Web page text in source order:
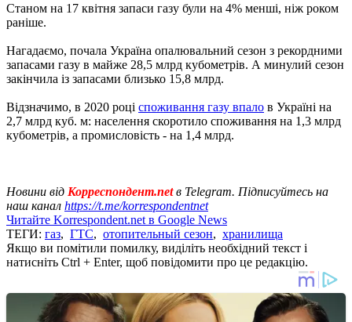
Станом на 17 квітня запаси газу були на 4% менші, ніж роком
раніше.
Нагадаємо, почала Україна опалювальний сезон з рекордними
запасами газу в майже 28,5 млрд кубометрів. А минулий сезон
закінчила із запасами близько 15,8 млрд.
Відзначимо, в 2020 році споживання газу впало в Україні на
2,7 млрд куб. м: населення скоротило споживання на 1,3 млрд
кубометрів, а промисловість - на 1,4 млрд.
Новини від Корреспондент.netв Telegram. Підписуйтесь на
наш канал https://t.me/korrespondentnet
Читайте Korrespondent.net в Google News
ТЕГИ: газ, ГТС, отопительный сезон, хранилища
Якщо ви помітили помилку, виділіть необхідний текст і
натисніть Ctrl + Enter, щоб повідомити про це редакцію.